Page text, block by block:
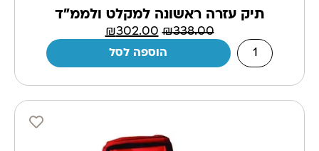
תיק עזרה ראשונה למקלט ולממ"ד
₪338.00
₪302.00
הוספה לסל